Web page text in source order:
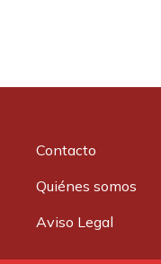
Contacto
Quiénes somos
Aviso Legal